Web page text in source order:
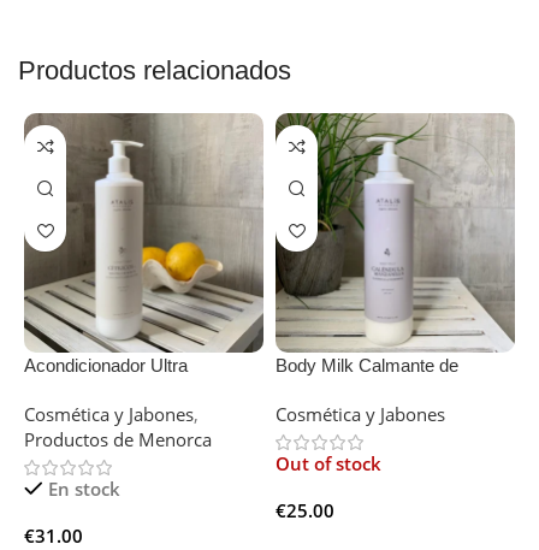
Productos relacionados
Acondicionador Ultra
Manteca de Karité
Cosmética y Jabones,
Productos de Menorca
En stock
€31.00
Body Milk Calmante de
Tamaño Familiar
Cosmética y Jabones
Out of stock
€25.00